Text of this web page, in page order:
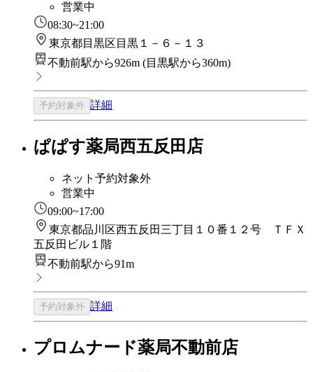
営業中
08:30~21:00
東京都目黒区目黒１－６－１３
不動前駅から926m (目黒駅から360m)
予約対象外 詳細
ぱぱす薬局西五反田店
ネット予約対象外
営業中
09:00~17:00
東京都品川区西五反田三丁目１０番１２号 ＴＦＸ
五反田ビル１階
不動前駅から91m
予約対象外 詳細
プロムナード薬局不動前店